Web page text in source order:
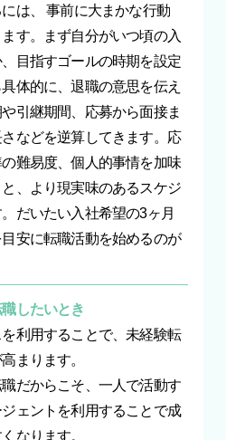
は、 事前に大まかな行動
す。まず自分がいつ頃の入
目指すゴールの時期を設定
体的に、退職の意思を伝え
引継期間、応募から面接ま
などを逆算してきます。応
難易度、個人的事情を加味
、より現実味のあるスケジ
だいたい入社希望の3ヶ月
安に転職活動を始めるのが
したいとき
利用することで、未経験転
まります。
だからこそ、一人で活動す
ェントを利用することで成
なります。